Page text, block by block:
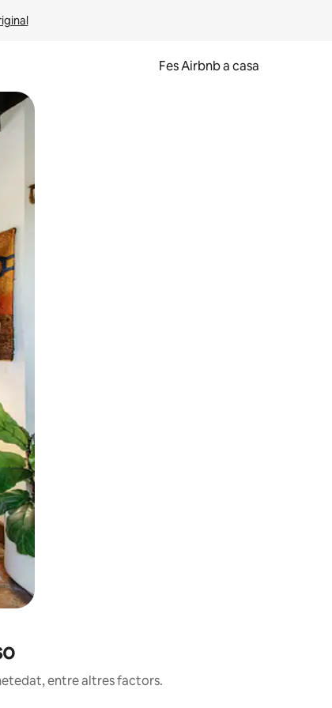
Fes Airbnb a casa
la pantalla o fent-hi lliscar el dit.
entre altres factors.